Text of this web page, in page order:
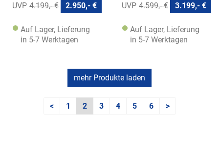
4.199,- € 2.950,- €
Auf Lager, Lieferung
in 5-7 Werktagen
4.599,- € 3.199,- €
Auf Lager, Lieferung
in 5-7 Werktagen
mehr Produkte laden
< 1 2 3 4 5 6 >